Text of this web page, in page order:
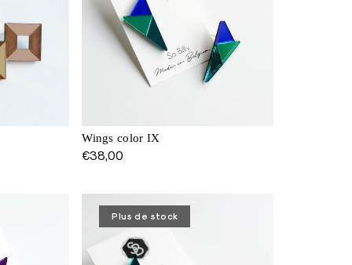
Wings color IX
€38,00
Plus de stock